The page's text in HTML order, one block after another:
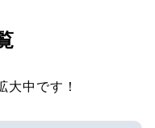
大中です！